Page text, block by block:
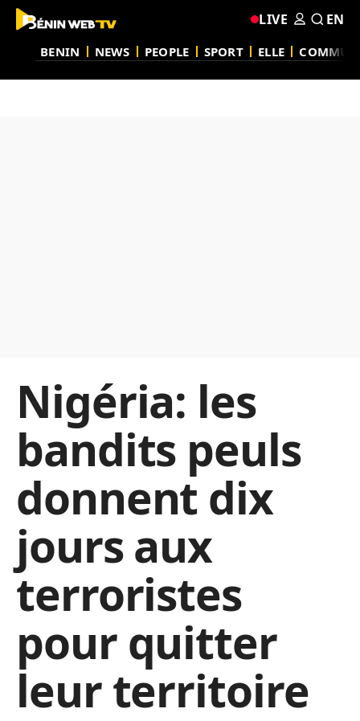
BENIN NEWS PEOPLE SPORT ELLE
LIVE EN
Nigéria: les
bandits peuls
donnent dix
jours aux
terroristes
pour quitter
leur territoire